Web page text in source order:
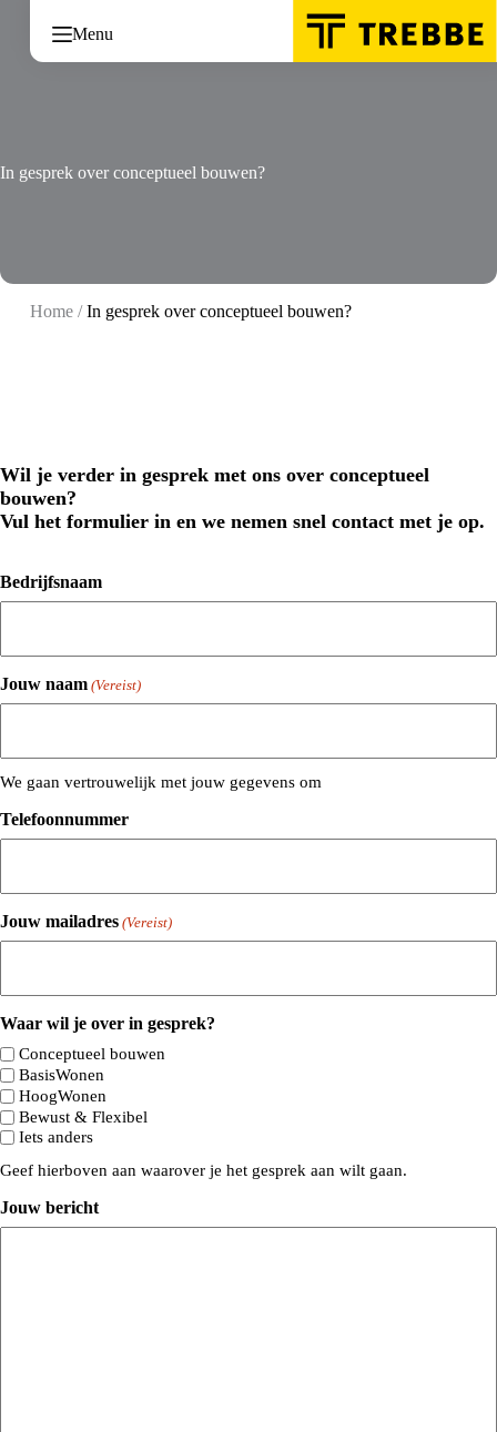
inhoud
Menu
In gesprek over conceptueel bouwen?
Home/In gesprek over conceptueel bouwen?
Wil je verder in gesprek met ons over conceptueel
bouwen?
Vul het formulier in en we nemen snel contact met je op.
Bedrijfsnaam
Jouw naam (Vereist)
We gaan vertrouwelijk met jouw gegevens om
Telefoonnummer
Jouw mailadres (Vereist)
Waar wil je over in gesprek?
Conceptueel bouwen
BasisWonen
HoogWonen
Bewust & Flexibel
Iets anders
Geef hierboven aan waarover je het gesprek aan wilt gaan.
Jouw bericht